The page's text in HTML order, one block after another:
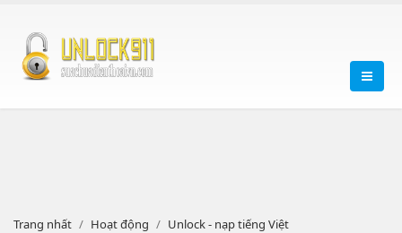
Trang nhất Hoạt động Unlock - nạp tiếng Việt